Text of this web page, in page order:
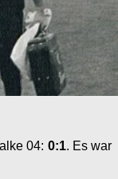
04: 0:1. Es war